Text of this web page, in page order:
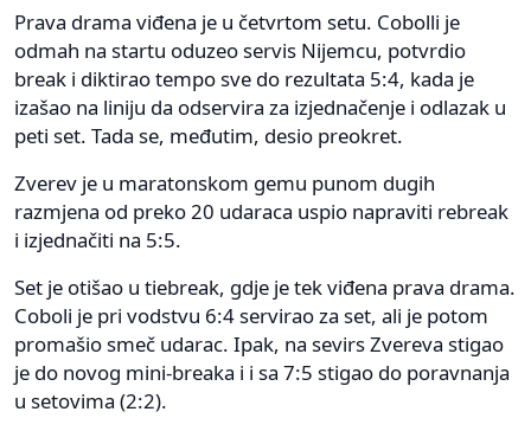
Prava drama viđena je u četvrtom setu. Cobolli je
odmah na startu oduzeo servis Nijemcu, potvrdio
break i diktirao tempo sve do rezultata 5:4, kada je
izašao na liniju da odservira za izjednačenje i odlazak u
peti set. Tada se, međutim, desio preokret.
Zverev je u maratonskom gemu punom dugih
razmjena od preko 20 udaraca uspio napraviti rebreak
i izjednačiti na 5:5.
Set je otišao u tiebreak, gdje je tek viđena prava drama.
Coboli je pri vodstvu 6:4 servirao za set, ali je potom
promašio smeč udarac. Ipak, na sevirs Zvereva stigao
je do novog mini-breaka i i sa 7:5 stigao do poravnanja
u setovima (2:2).